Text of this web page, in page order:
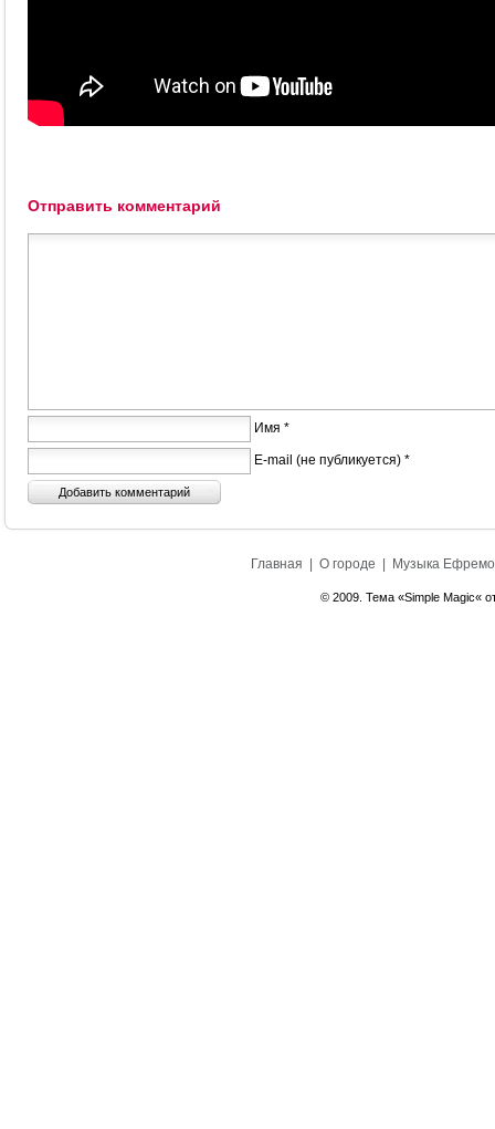
Отправить комментарий
Имя *
E-mail (не публикуется) *
Главная О городе Музыка
© 2009. Тема «Simple Magic«